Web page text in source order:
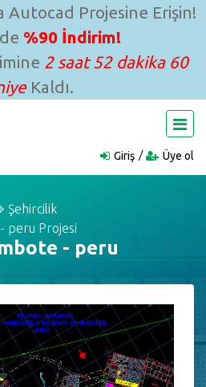
Autocad Projesine Erişin!
%90 İndirim!
2 saat 52 dakika 60
Kaldı.
Giriş Üye ol
Şehircilik
peru Projesi
- peru